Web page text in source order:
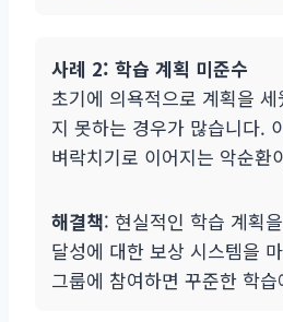
사례 2: 학습 계획 미준수
초기에 의욕적으로 계획을
지 못하는 경우가 많습니다.
벼락치기로 이어지는 악순환
해결책: 현실적인 학습 계획
달성에 대한 보상 시스템을
그룹에 참여하면 꾸준한 학